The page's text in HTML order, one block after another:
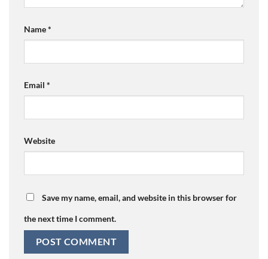
Name*
Email *
Website
Save my name, email, and website in this browser for
the next time I comment.